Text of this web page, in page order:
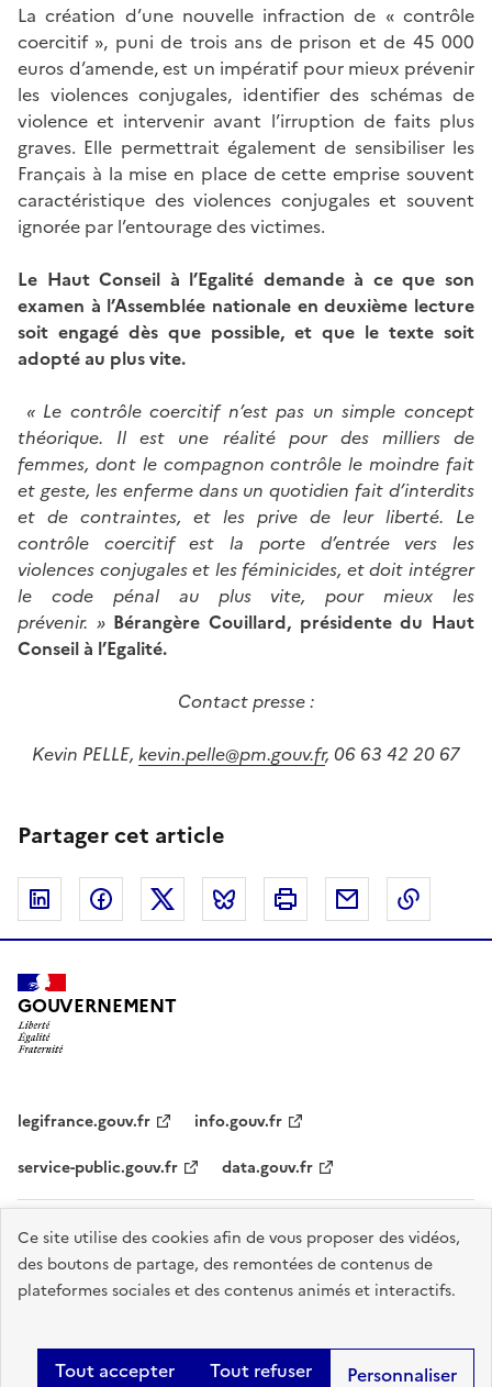
Ce site utilise des cookies afin de vous proposer des vidéos,
des boutons de partage, des remontées de contenus de
plateformes sociales et des contenus animés et interactifs.
Tout accepter Tout refuser Personnaliser
La création d’une nouvelle infraction de « contrôle
coercitif », puni de trois ans de prison et de 45 000
euros d’amende, est un impératif pour mieux prévenir
les violences conjugales, identifier des schémas de
violence et intervenir avant l’irruption de faits plus
graves. Elle permettrait également de sensibiliser les
Français à la mise en place de cette emprise souvent
caractéristique des violences conjugales et souvent
ignorée par l’entourage des victimes.
Le Haut Conseil à l’Egalité demande à ce que son
examen à l’Assemblée nationale en deuxième lecture
soit engagé dès que possible, et que le texte soit
adopté au plus vite.
« Le contrôle coercitif n’est pas un simple concept
théorique. Il est une réalité pour des milliers de
femmes, dont le compagnon contrôle le moindre fait
et geste, les enferme dans un quotidien fait d’interdits
et de contraintes, et les prive de leur liberté. Le
contrôle coercitif est la porte d’entrée vers les
violences conjugales et les féminicides, et doit intégrer
le code pénal au plus vite, pour mieux les
prévenir. » Bérangère Couillard, présidente du Haut
Conseil à l’Egalité.
Contact presse :
Kevin PELLE, kevin.pelle@pm.gouv.fr, 06 63 42 20 67
Partager cet article
Linkedin FacebookTwitter Bluesky Imprimer Courriel
GOUVERNEMENT
legifrance.gouv.fr
info.gouv.fr
service-public.gouv.fr
data.gouv.fr
Plan du site Accessibilité - partiellement conforme
Mentions légales
Données personnelles
Nous contacter Gestion des cookies